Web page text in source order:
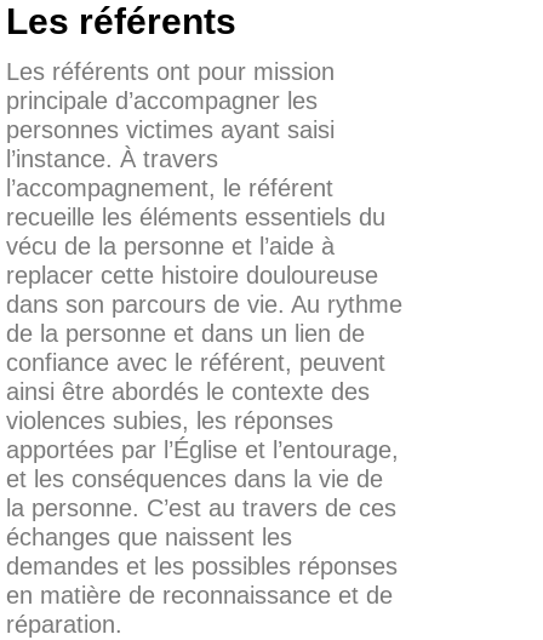
Les référents
Les référents ont pour mission
principale d’accompagner les
personnes victimes ayant saisi
l’instance. À travers
l’accompagnement, le référent
recueille les éléments essentiels du
vécu de la personne et l’aide à
replacer cette histoire douloureuse
dans son parcours de vie. Au rythme
de la personne et dans un lien de
confiance avec le référent, peuvent
ainsi être abordés le contexte des
violences subies, les réponses
apportées par l’Église et l’entourage,
et les conséquences dans la vie de
la personne. C’est au travers de ces
échanges que naissent les
demandes et les possibles réponses
en matière de reconnaissance et de
réparation.